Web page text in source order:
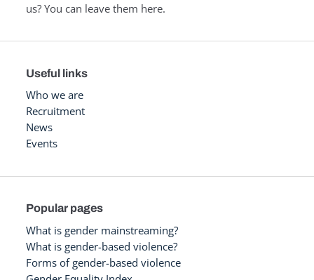
us? You can leave them here.
Useful links
Who we are
Recruitment
News
Events
Popular pages
What is gender mainstreaming?
What is gender-based violence?
Forms of gender-based violence